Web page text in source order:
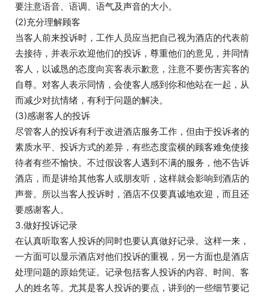
要注意语音、语调、语气及声音的大小。
(2)充分理解顾客
当客人前来投诉时，工作人员应当把自己视为酒店的代表前
去接待，并表示欢迎他们的投诉，尊重他们的意见，并同情
客人，以诚恳的态度向宾客表示歉意，注意不要伤害宾客的
自尊。对客人表示同情，会使客人感到你和他站在一起，从
而减少对抗情绪，有利于问题的解决。
(3)感谢客人的投诉
尽管客人的投诉有利于改进酒店服务工作，但由于投诉者的
素质水平、投诉方式的差异，有些态度蛮横的顾客难免使接
待者有些不愉快。不过假设客人遇到不满的服务，他不告诉
酒店，而是讲给其他客人或朋友听，这样就会影响到酒店的
声誉。所以当客人投诉时，酒店不仅要真诚地欢迎，而且还
要感谢客人。
3.做好投诉记录
在认真听取客人投诉的同时也要认真做好记录。这样一来，
一方面可以显示酒店对他们投诉的重视，另一方面也是酒店
处理问题的原始凭证。记录包括客人投诉的内容、时间、客
人的姓名等。尤其是客人投诉的要点，讲到的一些细节要记